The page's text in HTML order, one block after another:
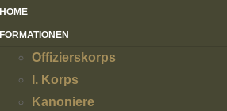
HOME
FORMATIONEN
Offizierskorps
I. Korps
Kanoniere